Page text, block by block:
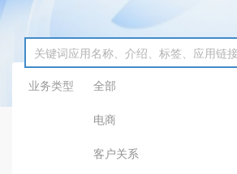
业务类型
全部
电商
客户关系